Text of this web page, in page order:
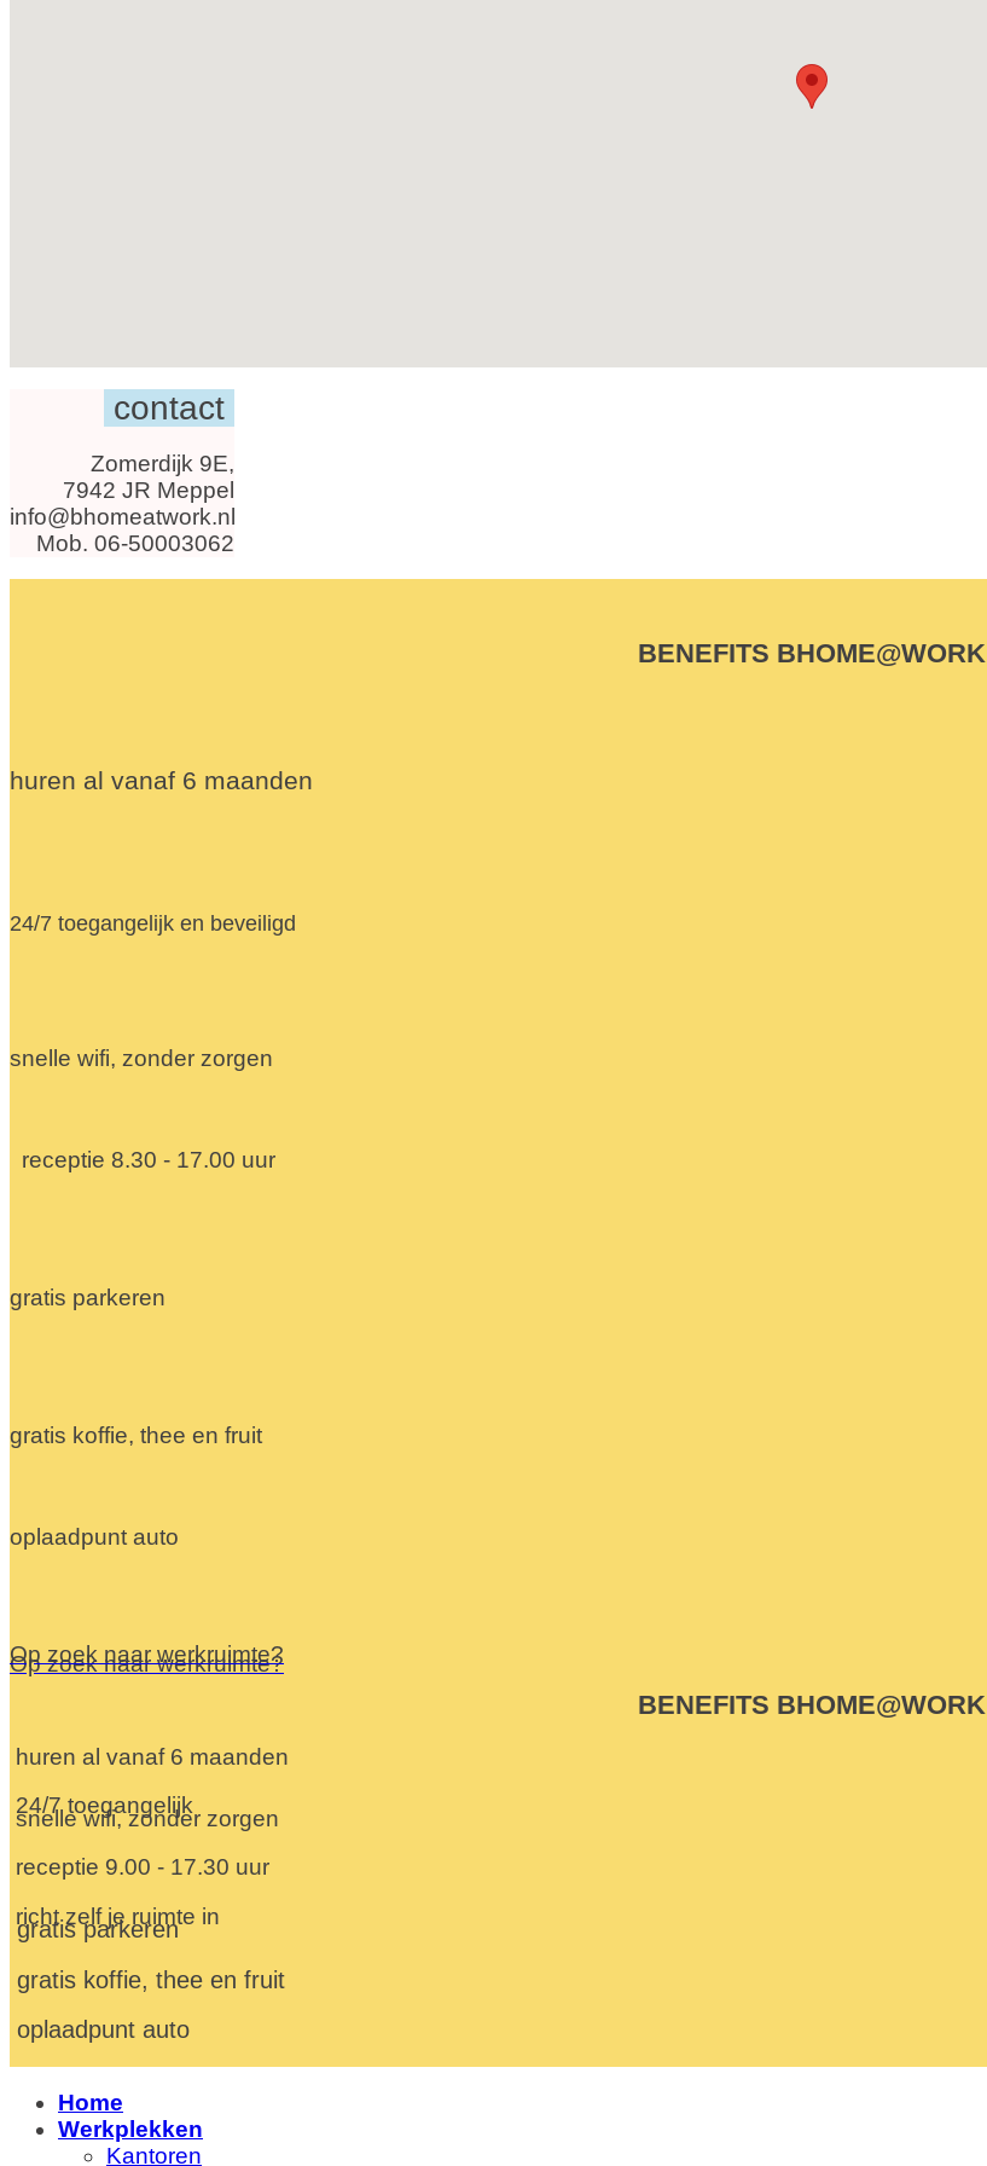
contact
Zomerdijk 9E,
7942 JR Meppel
info@bhomeatwork.nl
Mob. 06-50003062
BENEFITS BHOME@WORK
huren al vanaf 6 maanden
24/7 toegangelijk en beveiligd
snelle wifi, zonder zorgen
receptie 8.30 - 17.00 uur
gratis parkeren
gratis koffie, thee en fruit
oplaadpunt auto
Op zoek naar werkruimte?
Op zoek naar werkruimte?
BENEFITS BHOME@WORK
huren al vanaf 6 maanden
24/7 toegangelijk
snelle wifi, zonder zorgen
receptie 9.00 - 17.30 uur
richt zelf je ruimte in
gratis parkeren
gratis koffie, thee en fruit
oplaadpunt auto
Home
Werkplekken
Kantoren